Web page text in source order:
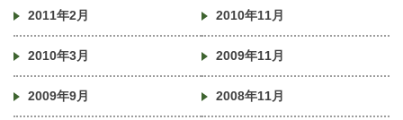
2011年2月 2010年11月
2010年3月 2009年11月
2009年9月 2008年11月